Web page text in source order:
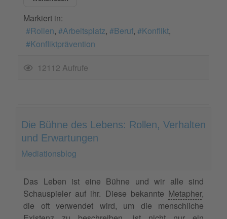
Markiert in:
Rollen
Arbeitsplatz Beruf
Konflikt
Konfliktprävention
12112 Aufrufe
Die Bühne des Lebens: Rollen, Verhalten
und Erwartungen
Mediationsblog
Das Leben ist eine Bühne und wir alle sind
Schauspieler auf ihr. Diese bekannte Metapher,
die oft verwendet wird, um die menschliche